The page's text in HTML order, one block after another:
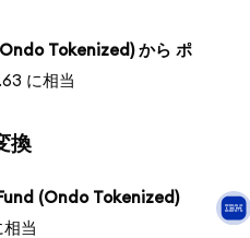
Tokenized) から ポ
に相当
換
(Ondo Tokenized)
相当